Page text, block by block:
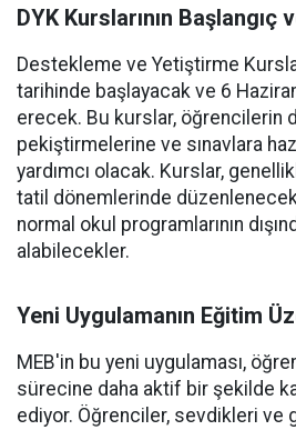
DYK Kurslarının Başlangıç
Destekleme ve Yetiştirme
tarihinde başlayacak ve 6
erecek. Bu kurslar, öğrencilerin
pekiştirmelerine ve sınavlara
yardımcı olacak. Kurslar,
tatil dönemlerinde
normal okul programlarının
alabilecekler.
Yeni Uygulamanın Eğitim
MEB'in bu yeni uygulaması,
sürecine daha aktif bir şekilde
ediyor. Öğrenciler, sevdikleri ve